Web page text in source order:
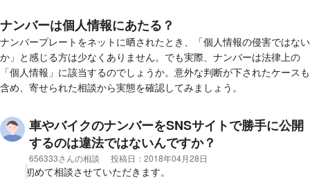
どう思いますか？
【質問1】
捕まる可能性はありますか？
ナンバーは個人情報にあたる？
ナンバープレートをネットに晒されたとき、「個人情報の侵害ではない
か」と感じる方は少なくありません。でも実際、ナンバーは法律上の
「個人情報」に該当するのでしょうか。意外な判断が下されたケースも
含め、寄せられた相談から実態を確認してみましょう。
車やバイクのナンバーをSNSサイトで勝手に公開
するのは違法ではないんですか？
相談者
656333さんの相談 投稿日： 2018年04月28日
初めて相談させていただきます。